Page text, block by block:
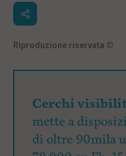
Riproduzione riservata ©
Cerchi
mette a
di oltre 90mila